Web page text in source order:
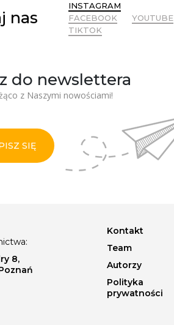
nas
INSTAGRAM
FACEBOOK
YOUTUBE
TIKTOK
do newslettera
z Naszymi nowościami!
SIĘ
8,
Kontakt
Team
Autorzy
Polityka
prywatności